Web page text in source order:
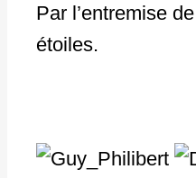
Par l’entremise
étoiles.